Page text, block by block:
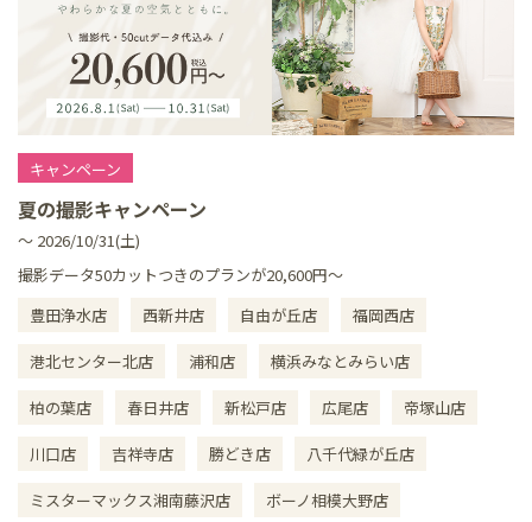
キャンペーン
夏の撮影キャンペーン
～ 2026/10/31(土)
撮影データ50カットつきのプランが20,600円～
豊田浄水店
西新井店 自由が丘店 福岡西店
港北センター北店 浦和店 横浜みなとみらい店
柏の葉店 春日井店 新松戸店 広尾店 帝塚山店
川口店 吉祥寺店 勝どき店 八千代緑が丘店
ミスターマックス湘南藤沢店 ボーノ相模大野店